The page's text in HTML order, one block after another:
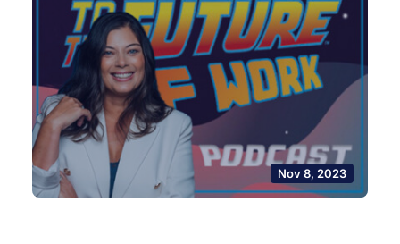
Nov 8, 2023